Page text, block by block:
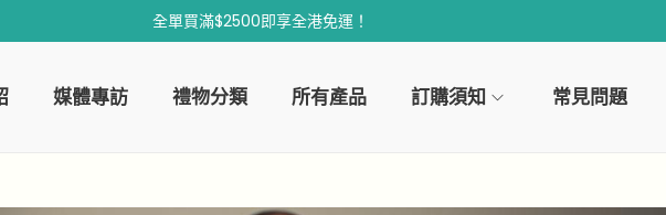
全單買滿$2500即享全港免運！
媒體專訪 禮物分類 所有產品 訂購須知 常見問題